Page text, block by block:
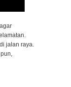
jalan raya.